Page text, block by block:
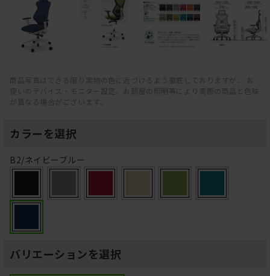
商品写真はできる限り実物の色に近づけるよう徹底しておりますが、 お
使いのデバイス・モニター設定、お部屋の照明等により実際の商品と色味
が異なる場合がございます。
カラーを選択
B2/ネイビーブルー
バリエーションを選択